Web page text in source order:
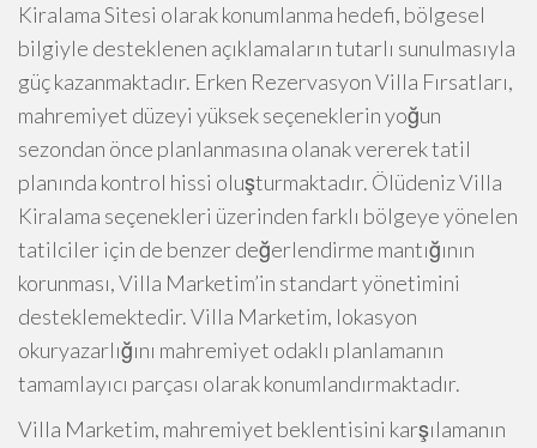
Kiralama Sitesi olarak konumlanma hedefi, bölgesel
bilgiyle desteklenen açıklamaların tutarlı sunulmasıyla
güç kazanmaktadır. Erken Rezervasyon Villa Fırsatları,
mahremiyet düzeyi yüksek seçeneklerin yoğun
sezondan önce planlanmasına olanak vererek tatil
planında kontrol hissi oluşturmaktadır. Ölüdeniz Villa
Kiralama seçenekleri üzerinden farklı bölgeye yönelen
tatilciler için de benzer değerlendirme mantığının
korunması, Villa Marketim’in standart yönetimini
desteklemektedir. Villa Marketim, lokasyon
okuryazarlığını mahremiyet odaklı planlamanın
tamamlayıcı parçası olarak konumlandırmaktadır.
Villa Marketim, mahremiyet beklentisini karşılamanın